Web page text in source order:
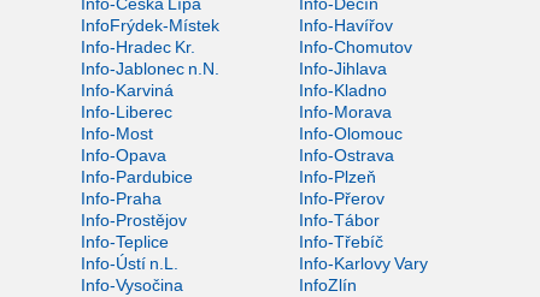
Info-Česká Lípa
Info-Děčín
InfoFrýdek-Místek
Info-Havířov
Info-Hradec Kr.
Info-Chomutov
Info-Jablonec n.N.
Info-Jihlava
Info-Karviná
Info-Kladno
Info-Liberec
Info-Morava
Info-Most
Info-Olomouc
Info-Opava
Info-Ostrava
Info-Pardubice
Info-Plzeň
Info-Praha
Info-Přerov
Info-Prostějov
Info-Tábor
Info-Teplice
Info-Třebíč
Info-Ústí n.L.
Info-Karlovy Vary
Info-Vysočina
InfoZlín